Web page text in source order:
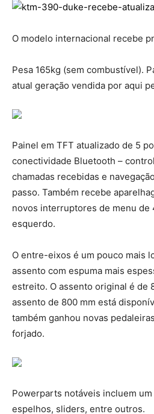
O modelo internacional recebe
Pesa 165kg (sem combustível).
atual geração vendida por aqui
Painel em TFT atualizado de 5
conectividade Bluetooth –
chamadas recebidas e
passo. Também recebe
novos interruptores de menu de
esquerdo.
O entre-eixos é um pouco mais
assento com espuma mais
estreito. O assento original é de
assento de 800 mm está
também ganhou novas
forjado.
Powerparts notáveis ​​incluem
espelhos, sliders, entre outros.